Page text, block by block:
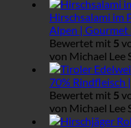
Hirschsalami im
Alpen | Gourmet
Bewertet mit 5
von Michael Lee
70% Rindfleisch
Bewertet mit 5
von Michael Lee